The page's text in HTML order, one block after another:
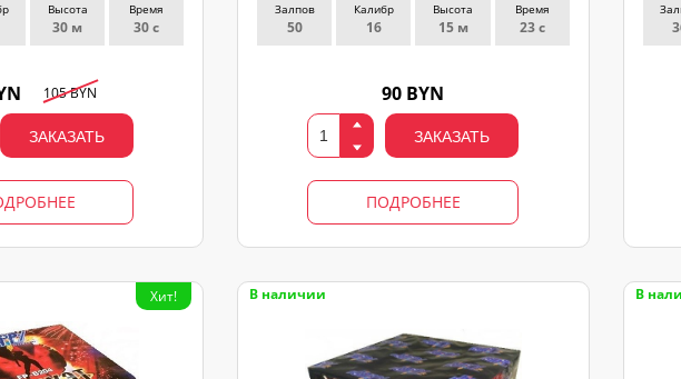
Высота
30 м
Время
30 с
105 BYN
ЗАКАЗАТЬ
Залпов
50
Калибр
16
Высота
15 м
Время
23 с
90 BYN
ЗАКАЗАТЬ
ПОДРОБНЕЕ
Хит! В наличии В